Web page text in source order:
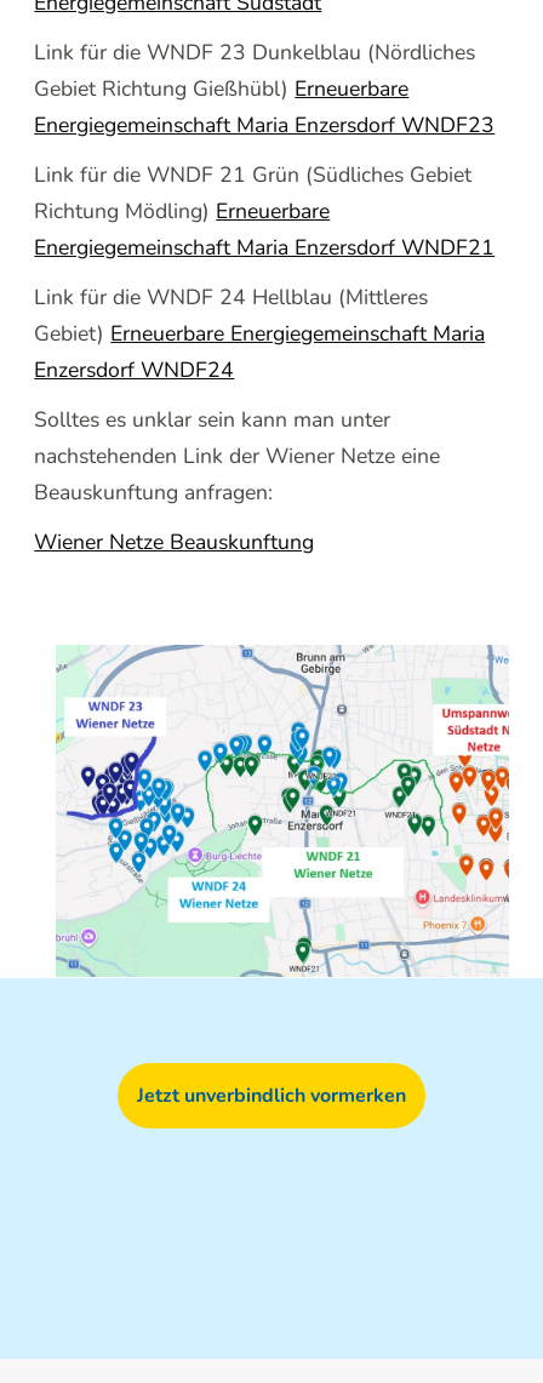
Link für die WNDF 23 Dunkelblau (Nördliches
Gebiet Richtung Gießhübl) Erneuerbare
Energiegemeinschaft Maria Enzersdorf WNDF23
Link für die WNDF 21 Grün (Südliches Gebiet
Richtung Mödling) Erneuerbare
Energiegemeinschaft Maria Enzersdorf WNDF21
Link für die WNDF 24 Hellblau (Mittleres
Gebiet) Erneuerbare Energiegemeinschaft Maria
Enzersdorf WNDF24
Solltes es unklar sein kann man unter
nachstehenden Link der Wiener Netze eine
Beauskunftung anfragen:
Wiener Netze Beauskunftung
Jetzt unverbindlich vormerken